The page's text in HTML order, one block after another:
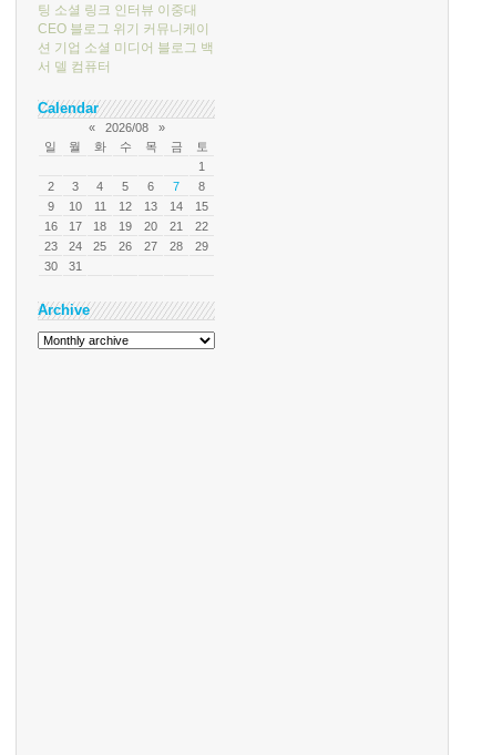
팅 소셜 링크 인터뷰 이중대
CEO 블로그 위기 커뮤니케이
션 기업 소셜 미디어 블로그 백
서 델 컴퓨터
Calendar
« 2026/08
»
일
월 화 수 목 금
토
1
2
3 4 5 6 7
8
9
10 11 12 13 14
15
16
17 18 19 20 21
22
23
24 25 26 27 28
29
30
31
Archive